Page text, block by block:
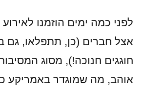
לפני כמה ימים הוזמנו
אצל חברים (כן, תתפלאו, גם
חוגגים חנוכה!), מסוג